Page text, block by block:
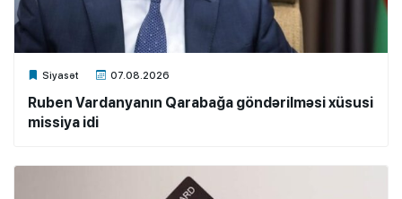
Siyasət 07.08.2026
Xalq.Online
Ruben Vardanyanın Qarabağa göndərilməsi xüsusi
missiya idi